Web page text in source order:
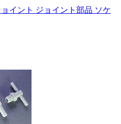
イント ジョイント部品 ソケ